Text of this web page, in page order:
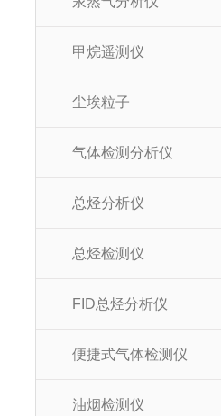
甲烷遥测仪
尘埃粒子
气体检测分析仪
总烃分析仪
总烃检测仪
FID总烃分析仪
便捷式气体检测仪
油烟检测仪